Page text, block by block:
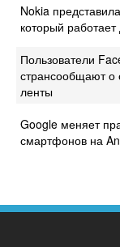
Nokia
который
Пользователи
странсообщают о
ленты
Google меняет
смартфонов на